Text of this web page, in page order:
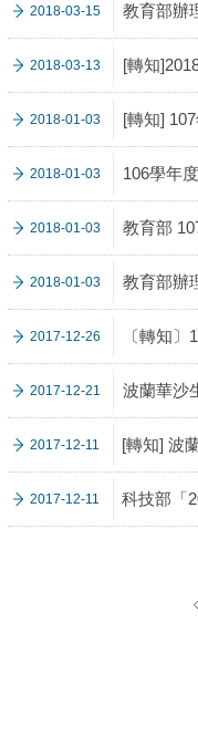
2018-03-15 教育部辦
2018-03-13 [轉知
2018-01-03 [轉知]
2018-01-03 106學年
2018-01-03 教育部
2018-01-03 教育部辦
2017-12-26 〔轉知
2017-12-21 波蘭華沙
2017-12-11 [轉知] 波
2017-12-11 科技部「